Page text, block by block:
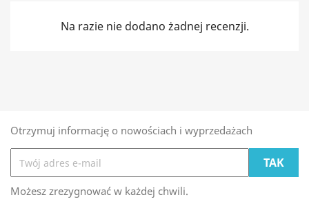
Na razie nie dodano żadnej recenzji.
Otrzymuj informację o nowościach i wyprzedażach
Możesz zrezygnować w każdej chwili.